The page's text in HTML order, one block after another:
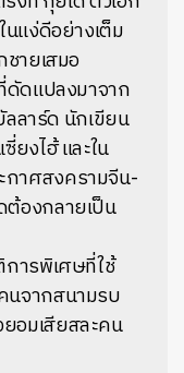
นแง่ดีอย่างเต็ม
ายเสมอ
ดัดแปลงมาจาก
ลาร์ด นักเขียน
ยงไฮ้ และใน
าศสงครามจีน-
องกลายเป็น
ารพิเศษที่ใช้
จากสนามรบ
ยอมเสียสละคน